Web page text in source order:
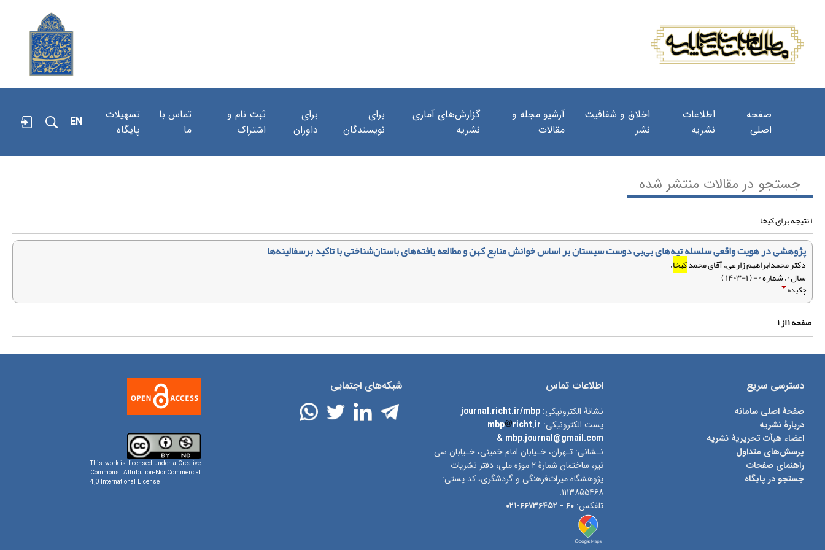
صفحه
اصلی
اطلاعات
نشریه
اخلاق و شفافیت
نشر
آرشیو مجله و
مقالات
گزارش‌های آماری
نشریه
برای
نویسندگان
برای
داوران
ثبت نام و
اشتراک
تماس با
ما
تسهیلات
پایگاه
EN
جستجو در مقالات منتشر شده
۱ نتیجه برای کیخا
پژوهشی در هویت واقعی سلسله تپه‌های بی‌بی دوست سیستان بر اساس خوانش منابع کهن و مطالعه یافته‌های باستان‌شناختی با تاکید برسفالینه‌ها
دکتر محمدابراهیم زارعی، آقای محمدکیخا،
سال ۰، شماره ۰ - ( ۱-۱۴۰۳ )
چکیده
صفحه۱از۱
دسترسی سریع
صفحۀ اصلی سامانه
دربارۀ نشریه
اعضاء هیأت تحریریۀ نشریه
پرسش‌های متداول
راهنمای صفحات
جستجو در پایگاه
اطلاعات تماس
نشانۀ الکترونیکی:journal.richt.ir/mbp
پست الکترونیکی:
mbp
richt.ir
& mbp.journal@gmail.com
نـشانی: تـهران، خـیابان امام خمینی، خـیابان سی
تیر، ساختمان شمارۀ ۲ موزه ملی، دفتر نشریات
پژوهشگاه میراث‌فرهنگی و گردشگری، کد پستی:
۱۱۱۳۸۵۵۴۶۸.
تلفکس:۶۰ - ۶۶۷۳۶۴۵۲-۰۲۱
شبکه‌های اجتمایی
This work is licensed under a Creative
Commons Attribution-NonCommercial
4,0 International License.